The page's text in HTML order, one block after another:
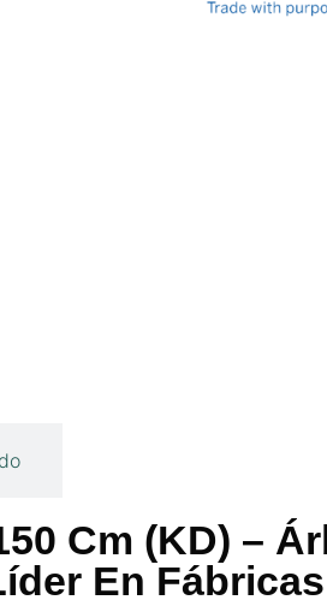
Cm (KD) –
En Fábricas